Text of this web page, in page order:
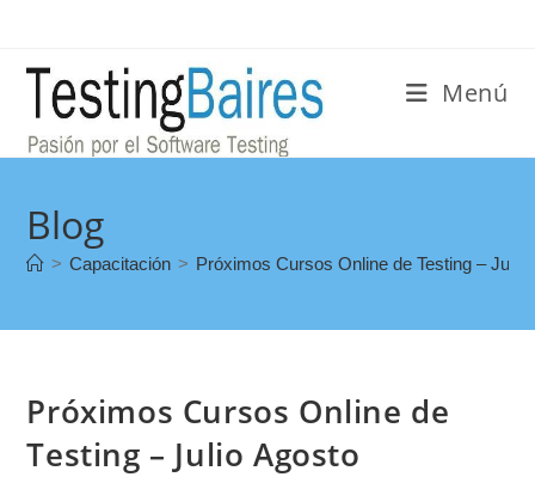
Menú
Blog
> Capacitación > Próximos Cursos Online de Testing – Julio
Próximos Cursos Online de
Testing – Julio Agosto